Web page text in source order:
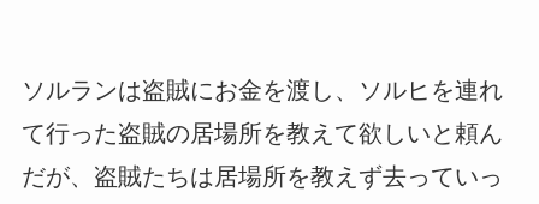
ソルランは盗賊にお金を渡し、ソルヒを連れ
て行った盗賊の居場所を教えて欲しいと頼ん
だが、盗賊たちは居場所を教えず去っていっ